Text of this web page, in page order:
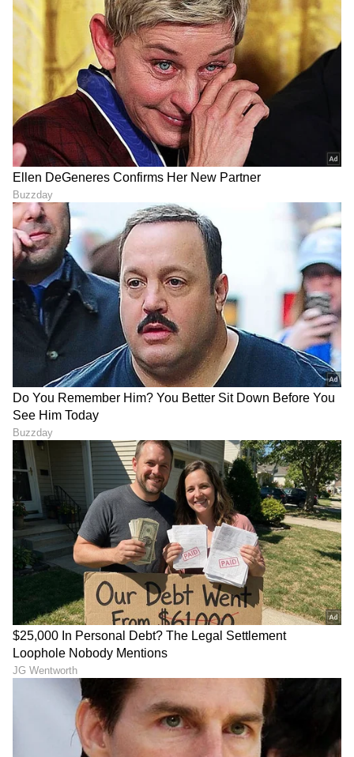
DOWNLOAD APP
RECOMMENDED STORIES
ಮಾರುತಿ ಬ್ರೆಜಾಗೆ ಪೈಪೋಟಿ,
ಕಿಯಾ ಸೊನೆಟ್ ಕಾರು ಸೇರಿ ಕೆಲ
ಕಾರುಗಳು 1 ಲಕ್ಷ ರೂ ಡಿಸ್ಕೌಂಟ್
ಆಫರ್
ಟೊಯೊಟಾ ಗ್ಲಾಂಜಾ ಮೇಲೆ
ಭರ್ಜರಿ ₹70,000 ಡಿಸ್ಕೌಂಟ್: 30
ಕಿ.ಮೀ ಮೈಲೇಜ್ ಕೊಡುವ ಕಾರಿಗೆ
ಆಫರ್‌ಗಳ ಸುರಿಮಳೆ!
ಕೊಡಗಿನ ಮೋಡ, ಮುನ್ನಾರ್
ಮಂಜಿನ ಬಣ್ಣದಲ್ಲಿ ಹೊಸ ಟಾಟಾ
ನೆಕ್ಸಾನ್ ಕ್ಯಾಮೋ ಕಾರು ಬಿಡುಗಡೆ
ಭರ್ಜರಿ ಫೀಚರ್, ಕಾರು ಪ್ರಿಯರಿಗೆ
ಬಂಪರ್
LATEST VIDEOS